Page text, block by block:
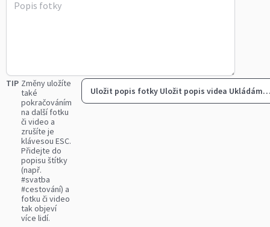
TIP Změny uložíte
také
pokračováním
na další fotku
či video a
zrušíte je
klávesou ESC.
Přidejte do
popisu štítky
(např.
#svatba
#cestování) a
fotku či video
tak objeví
více lidí.
Uložit popis fotky Uložit popis videa